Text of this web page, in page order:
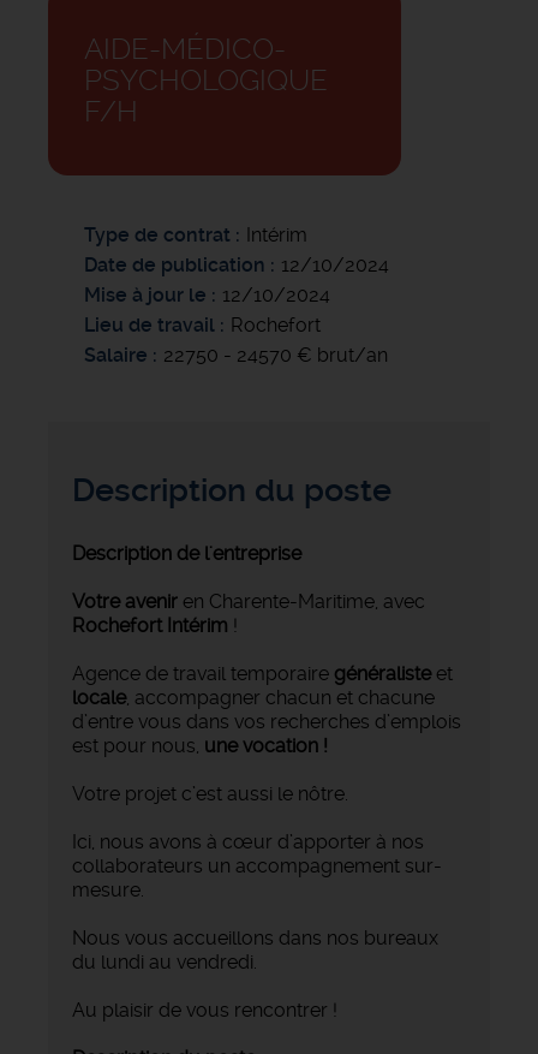
AIDE-MÉDICO-
PSYCHOLOGIQUE
F/H
Type de contrat
Intérim
Date de publication
12/10/2024
Mise à jour le
12/10/2024
Lieu de travail
Rochefort
Salaire
22750 - 24570 € brut/an
Description du poste
Description de l'entreprise
Votre avenir en Charente-Maritime, avec
Rochefort Intérim !
Agence de travail temporaire généralisteet
locale, accompagner chacun et chacune
d’entre vous dans vos recherches d’emplois
est pour nous, une vocation !
Votre projet c’est aussi le nôtre.
Ici, nous avons à cœur d’apporter à nos
collaborateurs un accompagnement sur-
mesure.
Nous vous accueillons dans nos bureaux
du lundi au vendredi.
Au plaisir de vous rencontrer !